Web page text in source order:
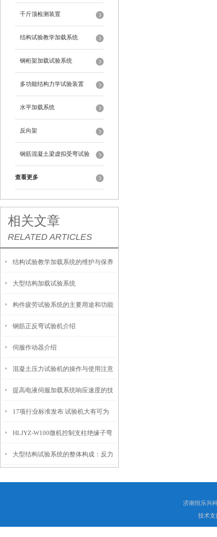
千斤顶检测装置
结构试验教学加载系统
钢桁架加载试验系统
多功能结构力学试验装置
水平加载系统
反向架
钢筋混凝土梁虚拟受弯试验
查看更多
相关文章
RELATED ARTICLES
结构试验教学加载系统的维护与保养
说明
大型结构加载试验系统
构件疲劳试验系统的主要用途和功能
的描述
钢筋正反弯试验机介绍
伺服作动器介绍
混凝土压力试验机的操作与使用注意
事项
提高电液伺服加载系统响应速度的技
术方法
17项行业标准发布 试验机大有可为
HLJYZ-W100微机控制支柱绝缘子弯
曲试验机
大型结构试验系统的整体构成：反力
济南恒乐兴
技术支